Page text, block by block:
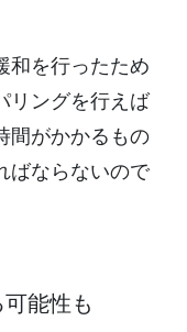
和を行ったため
リングを行えば
間がかかるもの
ばならないので
能性も